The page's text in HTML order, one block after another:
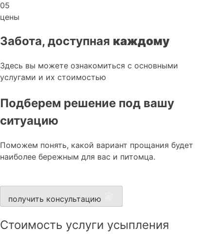
05
цены
Забота, доступная каждому
Здесь вы можете ознакомиться с основными
услугами и их стоимостью
Подберем решение под вашу
ситуацию
Поможем понять, какой вариант прощания будет
наиболее бережным для вас и питомца.
получить консультацию
Стоимость услуги усыпления